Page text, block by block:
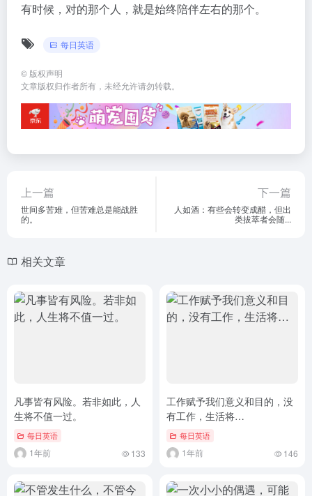
有时候，对的那个人，就是始终陪伴左右的那个。
每日英语
© 版权声明
文章版权归作者所有，未经允许请勿转载。
上一篇
世间多苦难，但苦难总是能战胜
的。
下一篇
人如酒：有些会转变成醋，但出
类拔萃者会随...
相关文章
凡事皆有风险。若非如此，人
生将不值一过。
每日英语
1年前 133
工作赋予我们意义和目的，没
有工作，生活将…
每日英语
1年前 146